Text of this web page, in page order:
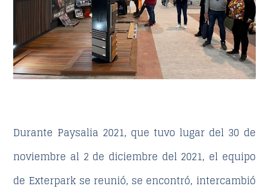
Durante Paysalia 2021, que tuvo lugar del 30 de
noviembre al 2 de diciembre del 2021, el equipo
de Exterpark se reunió, se encontró, intercambió